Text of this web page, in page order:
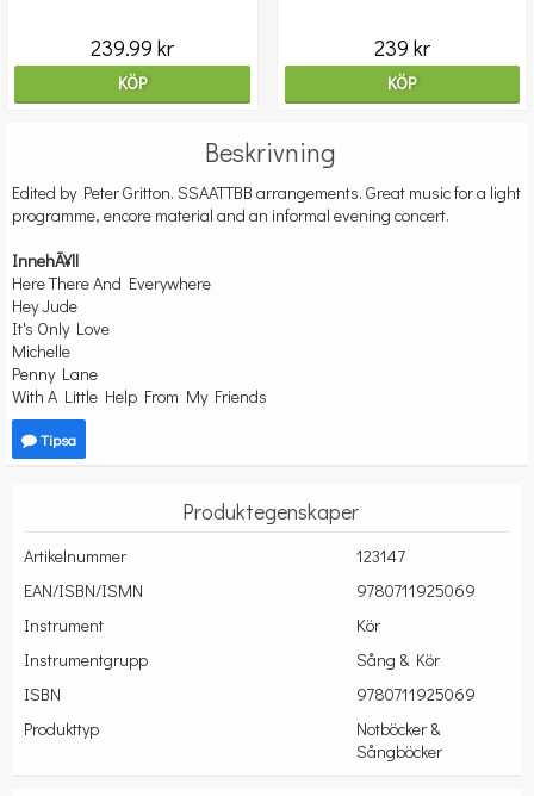
239.99 kr
KÖP
239 kr
KÖP
Beskrivning
Edited by Peter Gritton. SSAATTBB arrangements. Great music for a light
programme, encore material and an informal evening concert.
InnehÃ¥ll
Here There And Everywhere
Hey Jude
It's Only Love
Michelle
Penny Lane
With A Little Help From My Friends
Tipsa
Produktegenskaper
Artikelnummer
123147
EAN/ISBN/ISMN
9780711925069
Instrument
Kör
Instrumentgrupp
Sång & Kör
ISBN
9780711925069
Produkttyp
Notböcker &
Sångböcker